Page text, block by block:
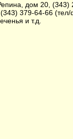
дом 20, (343)
379-64-66
и т.д.